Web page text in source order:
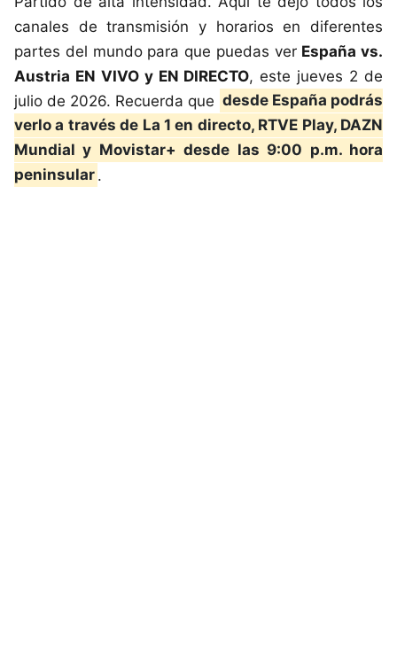
canales de transmisión y horarios en diferentes
partes del mundo para que puedas ver España vs.
Austria EN VIVO y EN DIRECTO, este jueves 2 de
julio de 2026. Recuerda que desde España podrás
verlo a través de La 1 en directo, RTVE Play, DAZN
Mundial y Movistar+ desde las 9:00 p.m. hora
peninsular .